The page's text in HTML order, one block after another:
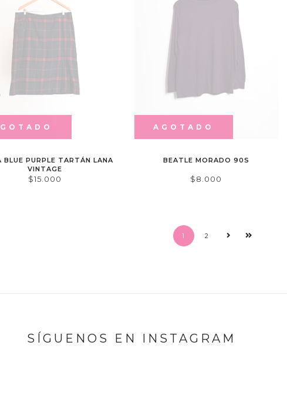
BLUE PURPLE TARTÁN LANA
VINTAGE
$15.000
AGOTADO
BEATLE MORADO 90S
$8.000
1 2
SÍGUENOS EN INSTAGRAM